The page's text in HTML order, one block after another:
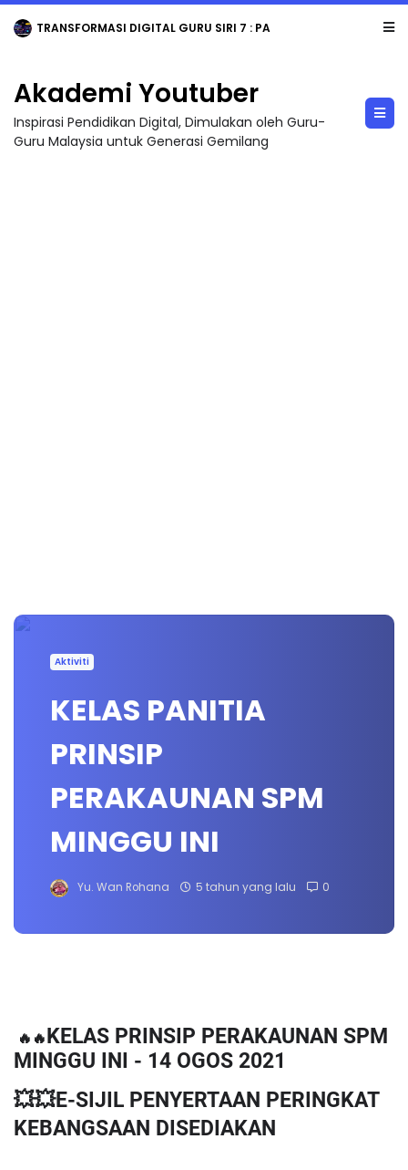
TRANSFORMASI DIGITAL GURU SIRI 7 : PAHLAWAN DIGITAL PENYELAMAT DUNIA
Akademi Youtuber
Inspirasi Pendidikan Digital, Dimulakan oleh Guru-
Guru Malaysia untuk Generasi Gemilang
Aktiviti
KELAS PANITIA
PRINSIP
PERAKAUNAN SPM
MINGGU INI
Yu. Wan Rohana 5 tahun yang lalu 0
🔥🔥 KELAS PRINSIP PERAKAUNAN SPM
MINGGU INI - 14 OGOS 2021
💥💥E-SIJIL PENYERTAAN PERINGKAT
KEBANGSAAN DISEDIAKAN